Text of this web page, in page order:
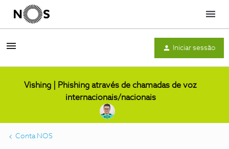
Menu
Iniciar sessão
Vishing | Phishing através de chamadas de voz
internacionais/nacionais
Conta NOS